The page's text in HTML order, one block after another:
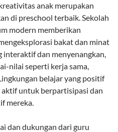
anak merupakan
di preschool terbaik. Sekolah
modern memberikan
bakat dan minat
interaktif dan menyenangkan,
nilai seperti kerja sama,
belajar yang positif
untuk berpartisipasi dan
mereka.
dan dukungan dari guru